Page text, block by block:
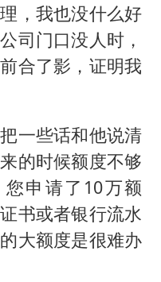
，我也没什么好
司门口没人时，
合了影，证明我
一些话和他说清
的时候额度不够
申请了10万额
书或者银行流水
大额度是很难办